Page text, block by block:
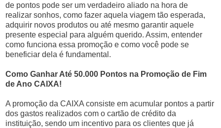
de pontos pode ser um verdadeiro aliado na hora de
realizar sonhos, como fazer aquela viagem tão esperada,
adquirir novos produtos ou até mesmo garantir aquele
presente especial para alguém querido. Assim, entender
como funciona essa promoção e como você pode se
beneficiar dela é fundamental.
Como Ganhar Até 50.000 Pontos na Promoção de Fim
de Ano CAIXA!
A promoção da CAIXA consiste em acumular pontos a partir
dos gastos realizados com o cartão de crédito da
instituição, sendo um incentivo para os clientes que já